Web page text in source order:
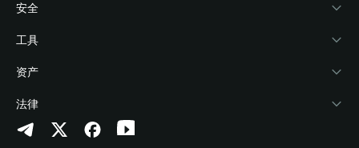
学院
加密资讯
帮助中心
联系我们
品牌资源
稳定币理财
Payfi Crypto
Crypto Swap API
山寨季指数
预测市场
开发者文档
接入钱包
Bitget Wallet Pay
合作上架
安全
风险保障基金
安全防护技术
工具
快捷买币
授权检测
合约检测
资产
Arbitrum
Avalanche
法律
隐私协议